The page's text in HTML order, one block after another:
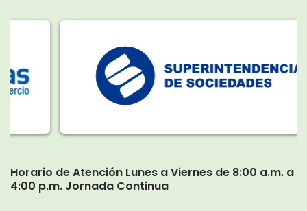
Horario de Atención Lunes a Viernes de 8:00 a.m. a
4:00 p.m. Jornada Continua